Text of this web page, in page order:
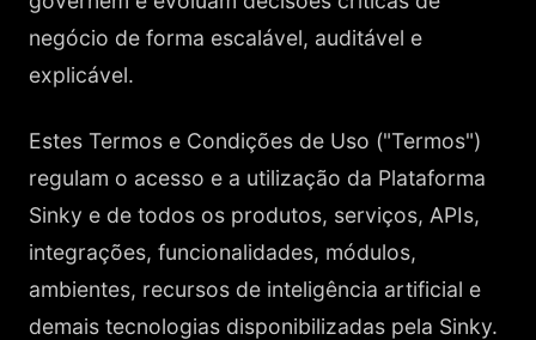
negócio de forma escalável, auditável e
explicável.
Estes Termos e Condições de Uso ("Termos")
regulam o acesso e a utilização da Plataforma
Sinky e de todos os produtos, serviços, APIs,
integrações, funcionalidades, módulos,
ambientes, recursos de inteligência artificial e
demais tecnologias disponibilizadas pela Sinky.